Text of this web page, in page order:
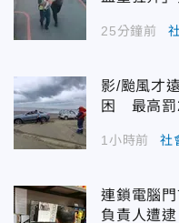
25分鐘前
影/颱風才
困 最高罰
1小時前 社
連鎖電腦
負責人遭逮